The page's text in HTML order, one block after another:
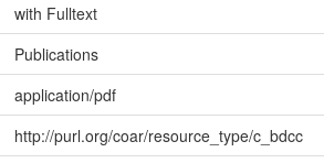
with Fulltext
Publications
application/pdf
http://purl.org/coar/resource_type/c_bdcc